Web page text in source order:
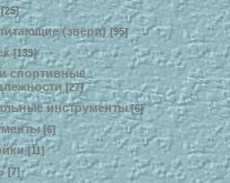
[25]
(звери) [95]
[139]
спортивные
[27]
инструменты [6]
[6]
[11]
[7]